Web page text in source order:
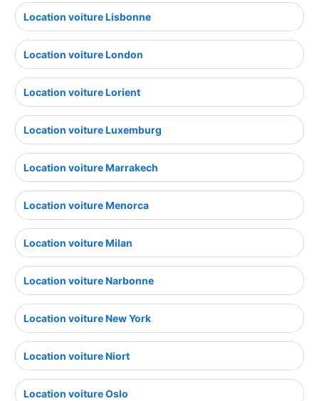
Location voiture Lisbonne
Location voiture London
Location voiture Lorient
Location voiture Luxemburg
Location voiture Marrakech
Location voiture Menorca
Location voiture Milan
Location voiture Narbonne
Location voiture New York
Location voiture Niort
Location voiture Oslo